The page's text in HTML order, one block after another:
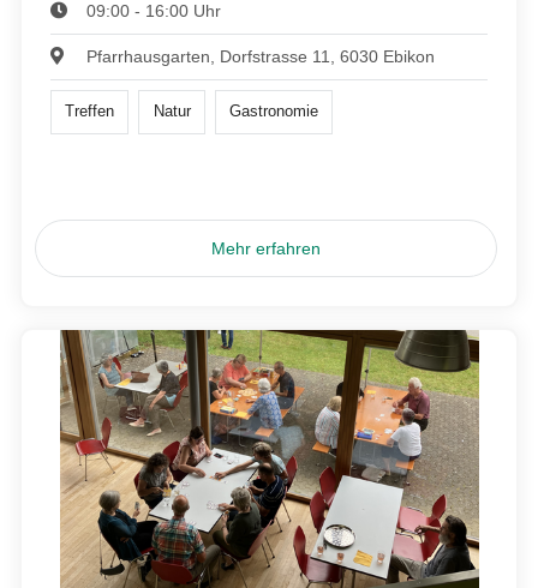
09:00 - 16:00 Uhr
Pfarrhausgarten, Dorfstrasse 11, 6030 Ebikon
Treffen Natur Gastronomie
Mehr erfahren